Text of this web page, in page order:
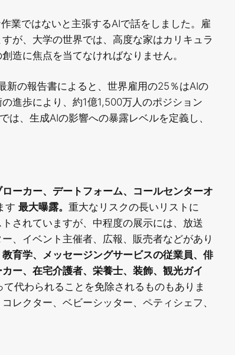
業ではないと主張するAIで話をしました。雇
が、大学の世界では、高度な家はカリキュラ
造に焦点を当てなければなりません。
新の報告書によると、世界雇用の25％はAIの
進歩により、約1億1,500万人のポジション
は、生成AIの影響への暴露レベルを定義し、
ーカー、デートフォーム、コールセンターオ
す 最大曝露。 重大なリスクの長いリストに
されていますが、中程度の展示には、放送
、イベント主催者、広報、販売者などがあり
育学、メッセージングサービスの従業員、俳
ー、在宅介護者、栄養士、装飾、観光ガイ
て代わられることを免除されるものもありま
レクター、ベビーシッター、ペティシェフ、